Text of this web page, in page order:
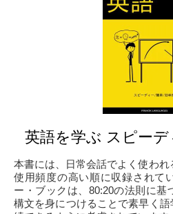
英語を学ぶ スピーデ
本書には、日常会話でよく使わ
使用頻度の高い順に収録されて
ー・ブックは、80:20の法則に基
構文を身につけることで素早く